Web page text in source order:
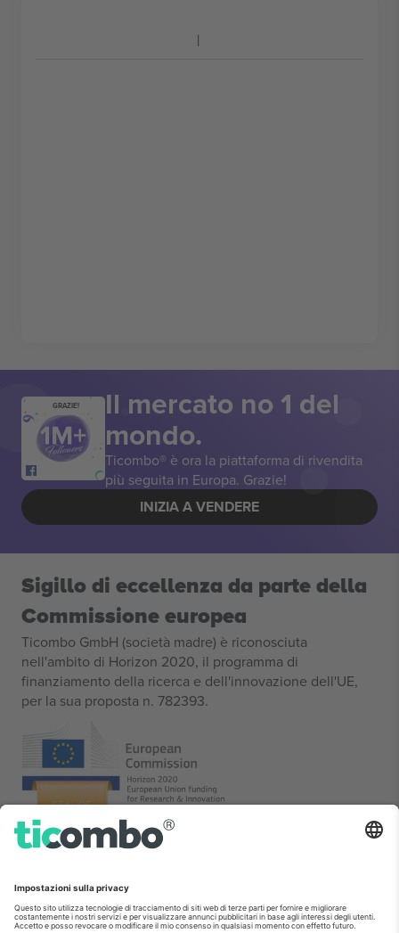
GRAZIE! Il mercato no 1 del
mondo.
Ticombo® è ora la piattaforma di rivendita
più seguita in Europa. Grazie!
INIZIA A VENDERE
Sigillo di eccellenza da parte della
Commissione europea
Ticombo GmbH (società madre) è riconosciuta
nell'ambito di Horizon 2020, il programma di
finanziamento della ricerca e dell'innovazione dell'UE,
per la sua proposta n. 782393.